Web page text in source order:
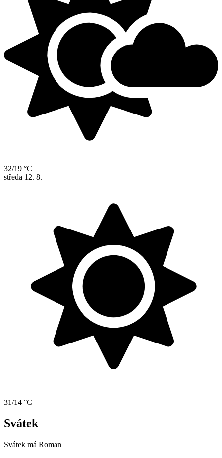
32/19 °C
středa 12. 8.
31/14 °C
Svátek
Svátek má Roman